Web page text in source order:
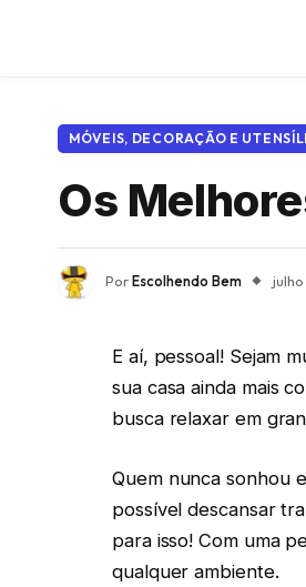
MÓVEIS, DECORAÇÃO E
Os
PorEscolhendo Bem
E aí, pessoal! Sejam
sua casa ainda mais
busca relaxar em
Quem nunca sonhou
possível descansar
para isso! Com uma
qualquer ambiente.